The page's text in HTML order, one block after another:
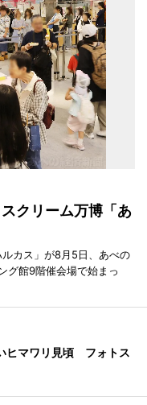
クリーム万博「あ
カス」が8月5日、あべの
グ館9階催会場で始まっ
ヒマワリ見頃 フォトス